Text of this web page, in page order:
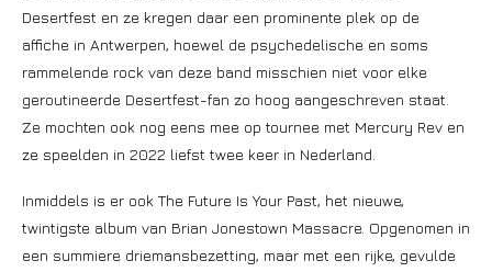
Desertfest en ze kregen daar een prominente plek op de
affiche in Antwerpen, hoewel de psychedelische en soms
rammelende rock van deze band misschien niet voor elke
geroutineerde Desertfest-fan zo hoog aangeschreven staat.
Ze mochten ook nog eens mee op tournee met Mercury Rev en
ze speelden in 2022 liefst twee keer in Nederland.
Inmiddels is er ook The Future Is Your Past, het nieuwe,
twintigste album van Brian Jonestown Massacre. Opgenomen in
een summiere driemansbezetting, maar met een rijke, gevulde